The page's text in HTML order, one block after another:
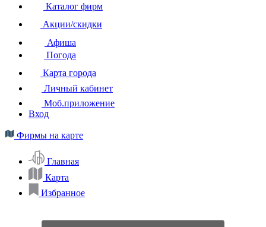
Каталог фирм
Акции/скидки
Афиша
Погода
Карта города
Личный кабинет
Моб.приложение
Вход
Фирмы на карте
Главная
Карта
Избранное